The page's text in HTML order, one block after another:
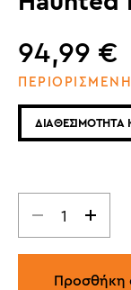
94,99 €
Προσθήκη